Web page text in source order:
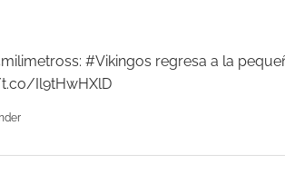
#Vikingos regresa a la
Il9tHwHXlD